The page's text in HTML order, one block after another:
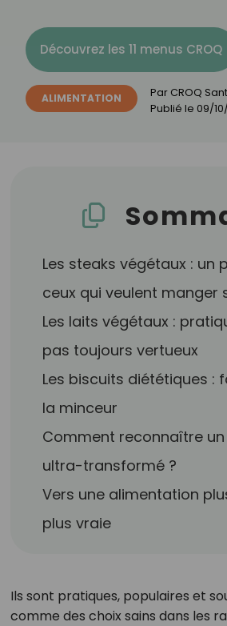
Découvrez les 11 menus CROQ
ALIMENTATION Par CROQ
Publié le 09/
Les steaks végétaux : un
ceux qui veulent manger
Les laits végétaux :
pas toujours vertueux
Les biscuits diététiques :
la minceur
Comment reconnaître
ultra-transformé ?
Vers une alimentation
plus vraie
Ils sont pratiques, populaires et
comme des choix sains dans les